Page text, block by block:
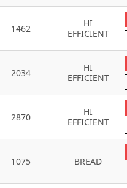
1462
HI
EFFICIENT
2034
HI
EFFICIENT
2870
HI
EFFICIENT
1075 BREAD